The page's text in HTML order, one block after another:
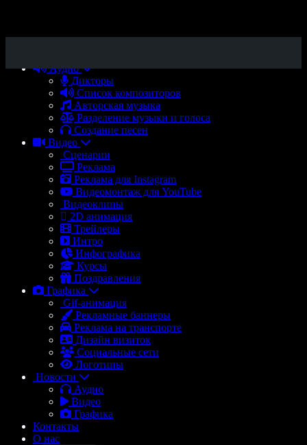
Аудио
Дикторы
Список композиторов
Авторская музыка
Разделение музыки и голоса
Создание песен
Видео
Сценарии
Реклама
Реклама для Instagram
Видеомонтаж для YouTube
Видеоклипы
2D анимация
Трейлеры
Интро
Инфографика
Курсы
Поздравления
Графика
Gif-анимация
Рекламные баннеры
Реклама на транспорте
Дизайн визиток
Социальные сети
Логотипы
Новости
Аудио
Видео
Графика
Контакты
О нас